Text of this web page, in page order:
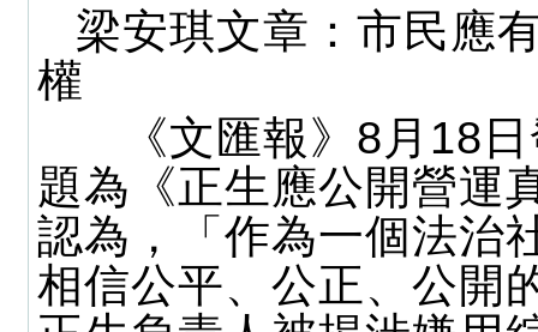
梁安琪文章：市民應
權
《文匯報》8月18日
題為《正生應公開營運
認為，「作為一個法治
相信公平、公正、公開